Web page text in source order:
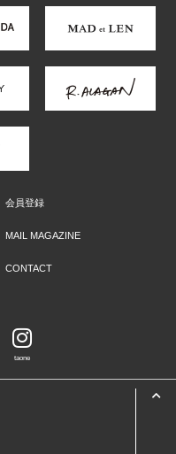
会員登録
MAIL MAGAZINE
CONTACT
taone